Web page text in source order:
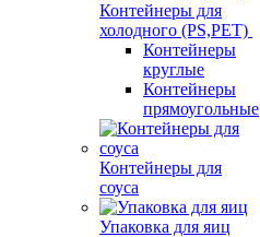
Контейнеры для
холодного (PS,PET)
Контейнеры
круглые
Контейнеры
прямоугольные
Контейнеры для
соуса
Упаковка для яиц